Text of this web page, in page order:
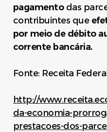
pagamento das
contribuintes que
por meio de débito
corrente bancária.
Fonte: Receita
http://
da-economia-
prestacoes-dos-